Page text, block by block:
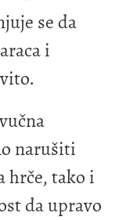
se da
i
narušiti
hrče, tako i
da upravo